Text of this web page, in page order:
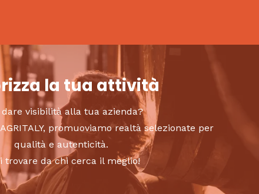
la tua attività
dare visibilità alla tua azienda?
promuoviamo realtà selezionate per
qualità e autenticità.
trovare da chi cerca il meglio!